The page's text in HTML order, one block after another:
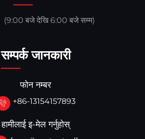
(9:00 बजे देखि 6:00 बजे सम्म)
सम्पर्क जानकारी
फोन नम्बर
+86-13154157893
हामीलाई इ-मेल गर्नुहोस्